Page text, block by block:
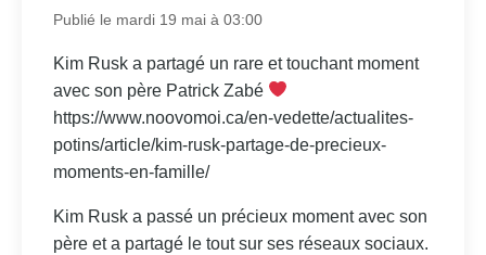
Publié le mardi 19 mai à 03:00
Kim Rusk a partagé un rare et touchant moment
avec son père Patrick Zabé
https://www.noovomoi.ca/en-vedette/actualites-
potins/article/kim-rusk-partage-de-precieux-
moments-en-famille/
Kim Rusk a passé un précieux moment avec son
père et a partagé le tout sur ses réseaux sociaux.